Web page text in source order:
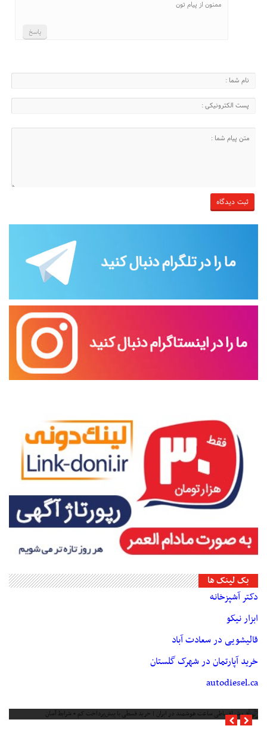
ممنون از پیام تون
پاسخ
بک لینک ها
دکتر آشپزخانه
ابزار نیکو
قالیشویی در سعادت آباد
خرید آپارتمان در شهرک گلستان
autodiesel.ca